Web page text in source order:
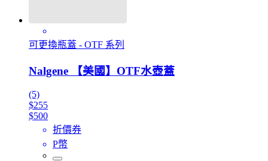
可更換瓶蓋 - OTF 系列
Nalgene 【美國】OTF水壺蓋
(5)
$255
$500
折價券
P幣